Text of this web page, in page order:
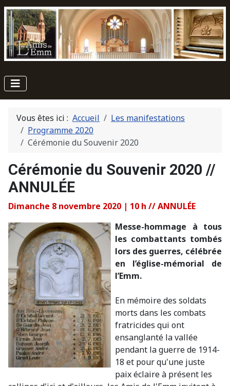
Vous êtes ici : Accueil
Les manifestations
Programme 2020
Cérémonie du Souvenir 2020
Cérémonie du Souvenir 2020 //
ANNULÉE
Dimanche 8 novembre 2020 | 10 h // ANNULÉE
Messe-hommage à tous
les combattants tombés
lors des guerres, célébrée
en l’église-mémorial de
l’Emm.
En mémoire des soldats
morts dans les combats
fratricides qui ont
ensanglanté la vallée
pendant la guerre de 1914-
18 et pour qu'une juste
paix éclaire à présent les